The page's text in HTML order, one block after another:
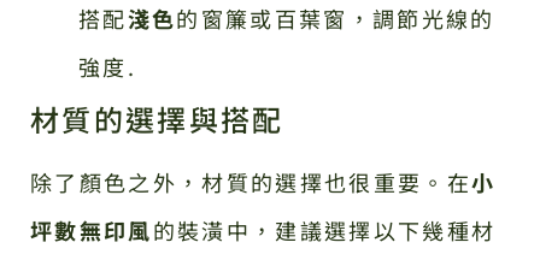
搭配淺色的窗簾或百葉窗，調節光線的
強度.
材質的選擇與搭配
除了顏色之外，材質的選擇也很重要。在小
坪數無印風的裝潢中，建議選擇以下幾種材